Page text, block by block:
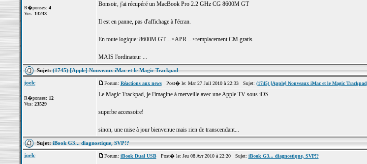
R�ponses: 4
Vus: 13233
Bonsoir, j'ai récupéré un MacBook Pro 2.2 GHz CG 8600M GT
Il est en panne, pas d'affichage à l'écran.
En toute logique: 8600M GT -->APR -->remplacement CM gratis.
MAIS l'ordinateur ...
Sujet:(1745) [Apple] Nouveaux iMac et le Magic Trackpad
joelc
R�ponses: 12
Vus: 23529
Forum: Réactions aux newsPost� le: Mar 27 Juil 2010 à 22:33 Sujet: (1745) [Apple] Nouveaux iMac et le Magic Trackpad
Le Magic Trackpad, je l'imagine à merveille avec une Apple TV sous iOS...
superbe accessoire!
sinon, une mise à jour bienvenue mais rien de transcendant...
Sujet:iBook G3... diagnostique, SVP!?
joelc Forum: iBook Dual USBPost� le: Jeu 08 Avr 2010 à 22:20 Sujet: iBook G3... diagnostique, SVP!?